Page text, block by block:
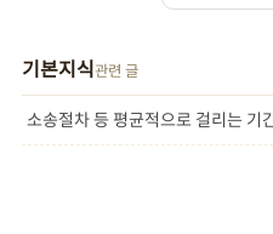
기본지식관련 글
소송절차 등 평균적으로 걸리는 기